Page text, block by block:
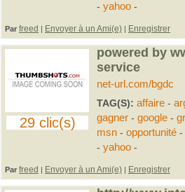
- yahoo-
Par freed | Envoyer à un Ami(e) | Enregistrer
29 clic(s)
powered by
service
net-url.com/bgdc
TAG(S): affaire-
gagner- google-
msn - opportunité-
- yahoo-
Par freed | Envoyer à un Ami(e) | Enregistrer